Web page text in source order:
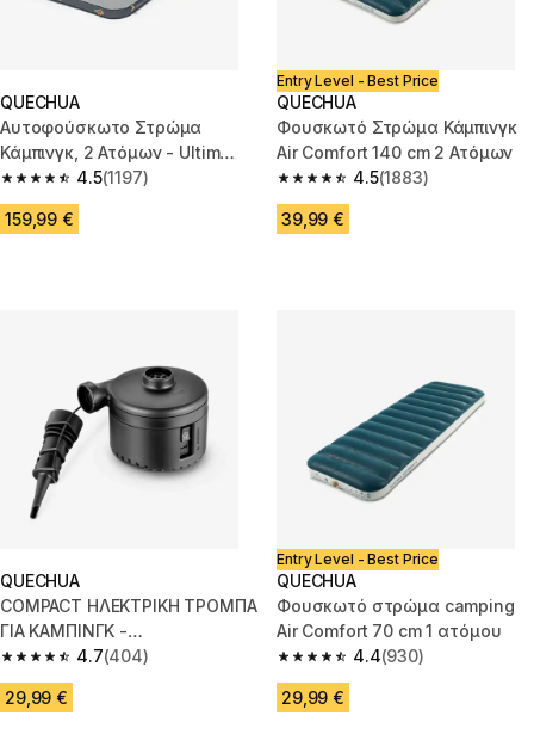
QUECHUA
Αυτοφούσκωτο Στρώμα
Κάμπινγκ, 2 Ατόμων - Ultim
Double Comfort, 200 x 136 cm
4.5
4.5 out of 5 stars from 1197 reviews
(1197)
159,99 €
Entry Level - Best Price
QUECHUA
Φουσκωτό Στρώμα Κάμπινγκ
Air Comfort 140 cm 2 Ατόμων
4.5
4.5 out of 5 stars from 1883
(1883)
39,99 €
QUECHUA
COMPACT ΗΛΕΚΤΡΙΚΗ ΤΡΟΜΠΑ
ΓΙΑ ΚΑΜΠΙΝΓΚ -
ΕΠΑΝΑΦΟΡΤΙΖΟΜΕΝΗ ΜΕ USB-
C
4.7
4.7 out of 5 stars from 404 reviews
(404)
29,99 €
Entry Level - Best Price
QUECHUA
Φουσκωτό στρώμα camping
Air Comfort 70 cm 1 ατόμου
4.4
4.4 out of 5 stars from 930
(930)
29,99 €